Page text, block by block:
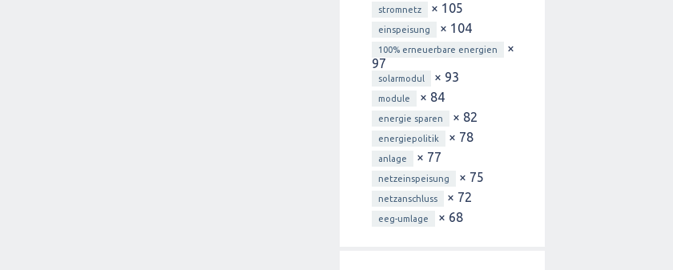
stromnetz × 105
einspeisung × 104
100% erneuerbare energien
×
97
solarmodul × 93
module × 84
energie sparen × 82
energiepolitik × 78
anlage × 77
netzeinspeisung × 75
netzanschluss × 72
eeg-umlage × 68